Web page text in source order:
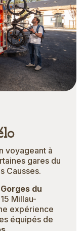
voyageant à
gares du
Causses.
du
Millau-
expérience
équipés de